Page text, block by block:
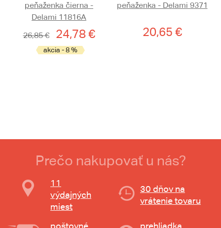
peňaženka čierna -
Delami 11816A
26,85 €
24,78 €
akcia - 8 %
peňaženka - Delami 9371
20,65 €
Prečo nakupovať u nás?
11
výdajných
miest
30 dňov na
vrátenie tovaru
poštovné prehliadka